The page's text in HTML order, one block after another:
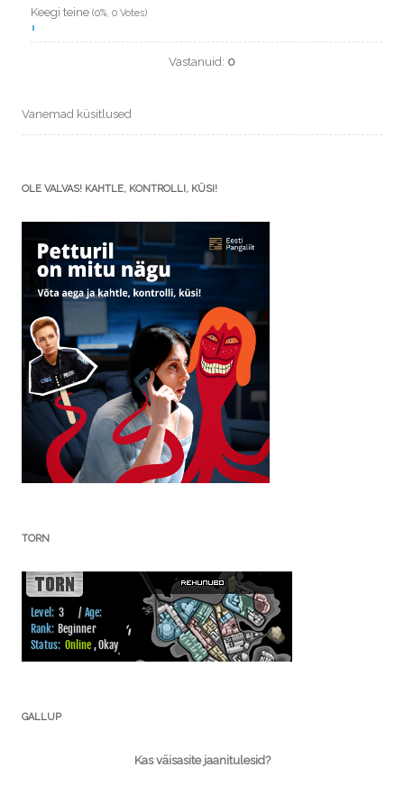
Keegi teine (0%, 0 Votes)
Vastanuid: 0
Vanemad küsitlused
OLE VALVAS! KAHTLE, KONTROLLI, KÜSI!
TORN
GALLUP
Kas väisasite jaanitulesid?